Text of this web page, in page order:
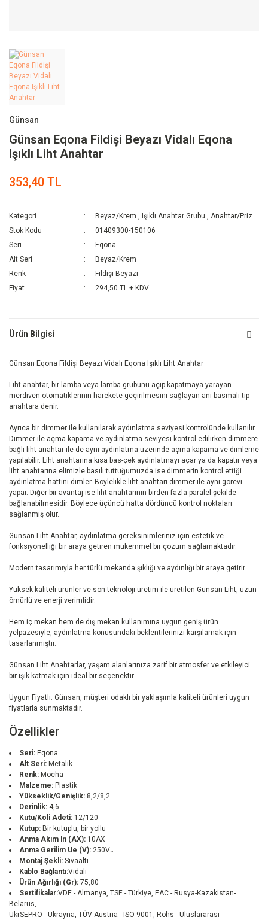
Günsan
Günsan Eqona Fildişi Beyazı Vidalı Eqona
Işıklı Liht Anahtar
353,40 TL
Kategori Beyaz/Krem , Işıklı Anahtar Grubu ,Anahtar/Priz
Stok Kodu
01409300-150106
Seri
Eqona
Alt Seri
Beyaz/Krem
Renk
Fildişi Beyazı
Fiyat
294,50 TL + KDV
Ürün Bilgisi
Günsan Eqona Fildişi Beyazı Vidalı Eqona Işıklı Liht Anahtar
Liht anahtar, bir lamba veya lamba grubunu açıp kapatmaya yarayan
merdiven otomatiklerinin harekete geçirilmesini sağlayan ani basmalı tip
anahtara denir.
Ayrıca bir dimmer ile kullanılarak aydınlatma seviyesi kontrolünde kullanılır.
Dimmer ile açma-kapama ve aydınlatma seviyesi kontrol edilirken dimmere
bağlı liht anahtar ile de aynı aydınlatma üzerinde açma-kapama ve dimleme
yapılabilir. Liht anahtarına kısa bas-çek aydınlatmayı açar ya da kapatır veya
liht anahtarına elimizle basılı tuttuğumuzda ise dimmerin kontrol ettiği
aydınlatma hattını dimler. Böylelikle liht anahtarı dimmer ile aynı görevi
yapar. Diğer bir avantaj ise liht anahtarının birden fazla paralel şekilde
bağlanabilmesidir. Böylece üçüncü hatta dördüncü kontrol noktaları
sağlanmış olur.
Günsan Liht Anahtar, aydınlatma gereksinimleriniz için estetik ve
fonksiyonelliği bir araya getiren mükemmel bir çözüm sağlamaktadır.
Modern tasarımıyla her türlü mekanda şıklığı ve aydınlığı bir araya getirir.
Yüksek kaliteli ürünler ve son teknoloji üretim ile üretilen Günsan Liht, uzun
ömürlü ve enerji verimlidir.
Hem iç mekan hem de dış mekan kullanımına uygun geniş ürün
yelpazesiyle, aydınlatma konusundaki beklentilerinizi karşılamak için
tasarlanmıştır.
Günsan Liht Anahtarlar, yaşam alanlarınıza zarif bir atmosfer ve etkileyici
bir ışık katmak için ideal bir seçenektir.
Uygun Fiyatlı: Günsan, müşteri odaklı bir yaklaşımla kaliteli ürünleri uygun
fiyatlarla sunmaktadır.
Özellikler
Seri: Eqona
Alt Seri: Metalik
Renk: Mocha
Malzeme: Plastik
Yükseklik/Genişlik: 8,2/8,2
Derinlik: 4,6
Kutu/Koli Adeti: 12/120
Kutup: Bir kutuplu, bir yollu
Anma Akım ln (AX): 10AX
Anma Gerilim Ue (V): 250V ̴
Montaj Şekli: Sıvaaltı
Kablo Bağlantı:Vidalı
Ürün Ağırlığı (Gr): 75,80
Sertifikalar:VDE - Almanya, TSE - Türkiye, EAC - Rusya-Kazakistan-
Belarus,
UkrSEPRO - Ukrayna, TÜV Austria - ISO 9001, Rohs - Uluslararası